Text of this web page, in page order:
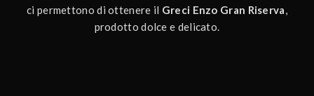
ci permettono di ottenere il Greci Enzo Gran Riserva,
prodotto dolce e delicato.